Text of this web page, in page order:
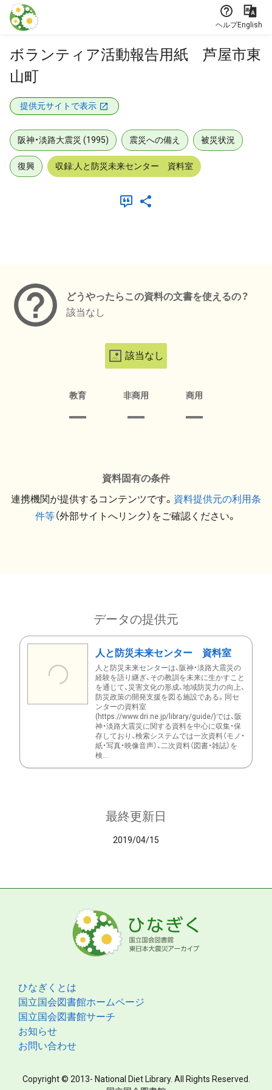
本文に飛ぶ
ヘルプEnglish
ボランティア活動報告用紙 芦屋市東
山町
提供元サイトで表示
阪神・淡路大震災 (1995) 震災への備え 被災状況
復興 収録:人と防災未来センター 資料室
どうやったらこの資料の文書を使えるの？
該当なし
該当なし
教育 非商用 商用
資料固有の条件
連携機関が提供するコンテンツです。 資料提供元の利用条
件等（外部サイトへリンク）をご確認ください。
データの提供元
人と防災未来センター 資料室
人と防災未来センターは、阪神・淡路大震災の
経験を語り継ぎ、その教訓を未来に生かすこと
を通じて、災害文化の形成、地域防災力の向上、
防災政策の開発支援を図る施設である。同セ
ンターの資料室
(https://www.dri.ne.jp/library/guide/)では、阪
神・淡路大震災に関する資料を中心に収集・保
存しており、検索システムでは一次資料（モノ・
紙・写真・映像音声）、二次資料（図書・雑誌）を
検...
最終更新日
2019/04/15
ひなぎくとは
国立国会図書館ホームページ
国立国会図書館サーチ
お知らせ
お問い合わせ
Copyright © 2013- National Diet Library. All Rights Reserved.